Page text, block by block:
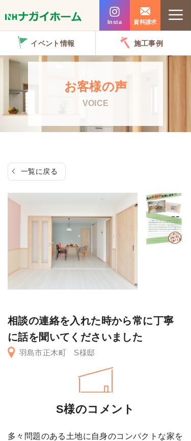
ン
プ
Insta 資料請求
イベント情報 施工事例
お客様の声
VOICE
一覧に戻る
相談の連絡を入れた時から常に丁寧
に話を聞いてくださいました
羽島市正木町 S様邸
S様のコメント
多々問題のある土地に自身のコンパクトな家を